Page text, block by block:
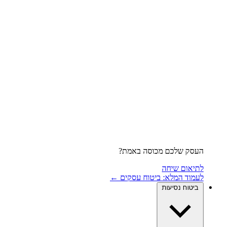
העסק שלכם מכוסה באמת?
לתיאום שיחה
לעמוד המלא: ביטוח עסקים ←
ביטוח נסיעות